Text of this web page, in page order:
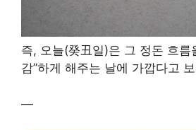
즉, 오늘(癸丑일)은 그 정돈 흐름
감”하게 해주는 날에 가깝다고
—